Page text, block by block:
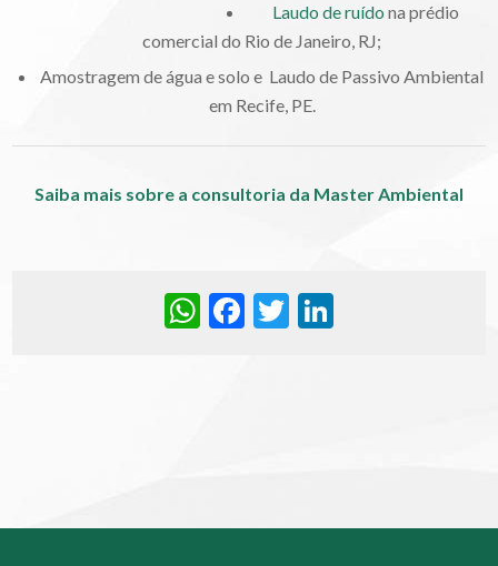
Laudo de ruído na prédio
comercial do Rio de Janeiro, RJ;
Amostragem de água e solo e Laudo de Passivo Ambiental
em Recife, PE.
Saiba mais sobre a consultoria da Master Ambiental
WhatsApp
Facebook
Twitter